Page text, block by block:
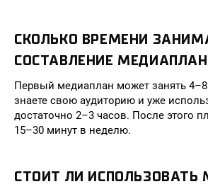
СКОЛЬКО ВРЕМЕНИ
СОСТАВЛЕНИЕ
Первый медиаплан может занять
знаете свою аудиторию и уже
достаточно 2–3 часов. После этого
15–30 минут в неделю.
СТОИТ ЛИ ИСПОЛЬЗОВАТЬ